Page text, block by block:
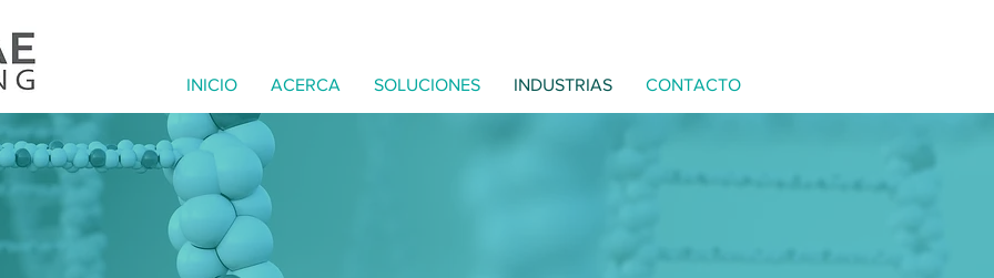
INICIO ACERCA SOLUCIONES INDUSTRIAS CONTACTO